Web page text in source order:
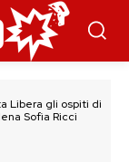
Libera gli ospiti di
Sofia Ricci